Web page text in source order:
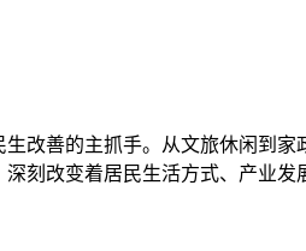
改善的主抓手。从文旅休闲到
刻改变着居民生活方式、产业